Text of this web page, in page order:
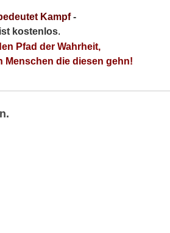
Kampf-
kostenlos.
Pfad der Wahrheit,
Menschen die diesen gehn!